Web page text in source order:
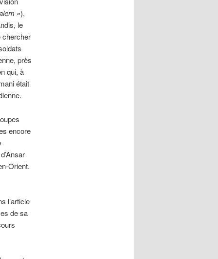
»),
le
chercher
près
qui, à
était
encore
Orient.
l’article
de sa